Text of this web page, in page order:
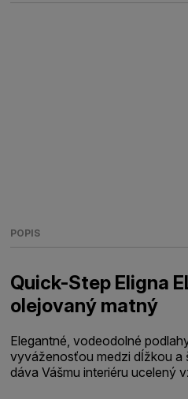
POPIS
Quick-Step Eligna
olejovaný matný
Elegantné, vodeodolné
vyváženosťou medzi dĺžkou a
dáva Vášmu interiéru ucelený